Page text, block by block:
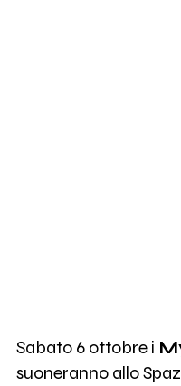
Sabato 6 ottobre i
suoneranno allo